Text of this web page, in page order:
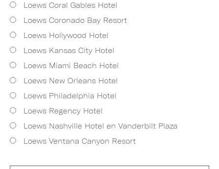
Loews Coral Gables Hotel
Loews Coronado Bay Resort
Loews Hollywood Hotel
Loews Kansas City Hotel
Loews Miami Beach Hotel
Loews New Orleans Hotel
Loews Philadelphia Hotel
Loews Regency Hotel
Loews Nashville Hotel en Vanderbilt Plaza
Loews Ventana Canyon Resort